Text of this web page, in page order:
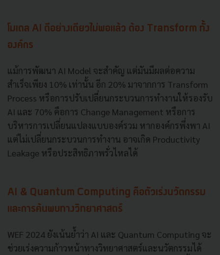
โมเดล AI ดีอย่างเดียวไม่พอแล้ว ต้อง Transform ทั้ง
องค์กร
แม้การพัฒนา AI Model จะสำคัญ แต่มันมีผลต่อความ
สำเร็จเพียง 10% เท่านั้น อีก 20% มาจากการ Transform
Process หรือการปรับเปลี่ยนกระบวนการทำงานให้รองรับ
AI และ 70% คือการ Change Management หรือการ
บริหารการเปลี่ยนแปลงแบบองค์รวม หากองค์กรพึ่งพา AI
แต่ไม่เปลี่ยนกระบวนการทำงาน อาจเกิด Productivity
Leakage หรือประสิทธิภาพรั่วไหลได้
AI & Quantum Computing คือตัวเร่งนวัตกรรม
และการค้นพบทางวิทยาศาสตร์
WEF 2024 ยังเน้นย้ำว่า AI และ Quantum Computing จะ
ช่วยเร่งความก้าวหน้าทางวิทยาศาสตร์และนวัตกรรมได้